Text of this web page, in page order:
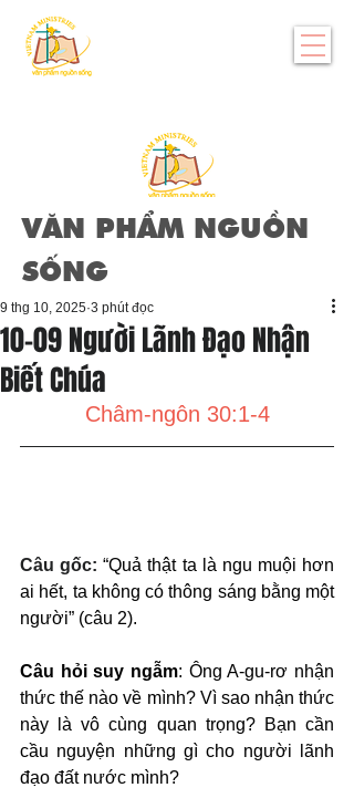
VĂN PHẨM NGUỒN
SỐNG
10-09 Người Lãnh Đạo Nhận
Biết Chúa
9 thg 10, 2025 3 phút đọc
Châm-ngôn 30:1-4
Câu gốc: “Quả thật ta là ngu muội hơn
ai hết, ta không có thông sáng bằng một
người” (câu 2).
Câu hỏi suy ngẫm: Ông A-gu-rơ nhận
thức thế nào về mình? Vì sao nhận thức
này là vô cùng quan trọng? Bạn cần
cầu nguyện những gì cho người lãnh
đạo đất nước mình?